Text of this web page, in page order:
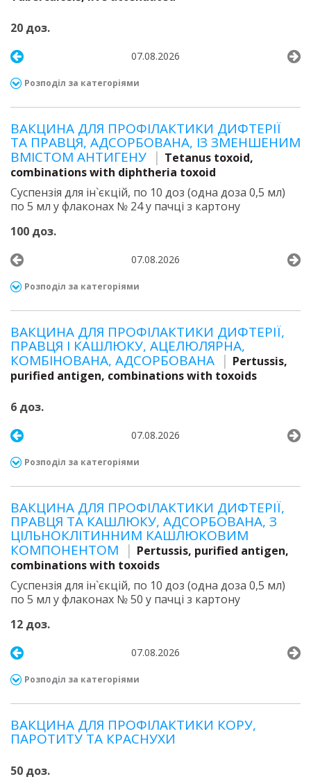
20 доз.
07.08.2026
Розподіл за категоріями
ВАКЦИНА ДЛЯ ПРОФІЛАКТИКИ ДИФТЕРІЇ
ТА ПРАВЦЯ, АДСОРБОВАНА, ІЗ ЗМЕНШЕНИМ
ВМІСТОМ АНТИГЕНУ
Tetanus toxoid,
combinations with diphtheria toxoid
Суспензія для ін`єкцій, по 10 доз (одна доза 0,5 мл)
по 5 мл у флаконах № 24 у пачці з картону
100 доз.
07.08.2026
Розподіл за категоріями
ВАКЦИНА ДЛЯ ПРОФІЛАКТИКИ ДИФТЕРІЇ,
ПРАВЦЯ І КАШЛЮКУ, АЦЕЛЮЛЯРНА,
КОМБІНОВАНА, АДСОРБОВАНА
Pertussis,
purified antigen, combinations with toxoids
6 доз.
07.08.2026
Розподіл за категоріями
ВАКЦИНА ДЛЯ ПРОФІЛАКТИКИ ДИФТЕРІЇ,
ПРАВЦЯ ТА КАШЛЮКУ, АДСОРБОВАНА, З
ЦІЛЬНОКЛІТИННИМ КАШЛЮКОВИМ
КОМПОНЕНТОМ
Pertussis, purified antigen,
combinations with toxoids
Суспензія для ін`єкцій, по 10 доз (одна доза 0,5 мл)
по 5 мл у флаконах № 50 у пачці з картону
12 доз.
07.08.2026
Розподіл за категоріями
ВАКЦИНА ДЛЯ ПРОФІЛАКТИКИ КОРУ,
ПАРОТИТУ ТА КРАСНУХИ
50 доз.